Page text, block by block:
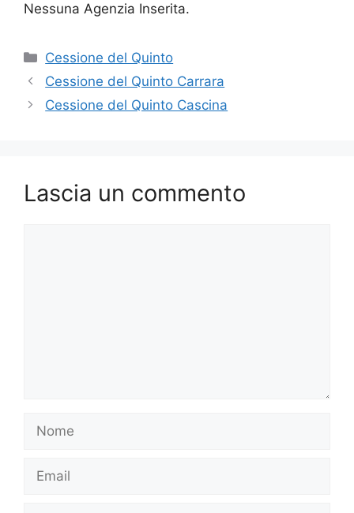
Nessuna Agenzia Inserita.
Categorie
Cessione del Quinto
Cessione del Quinto Carrara
Cessione del Quinto Cascina
Lascia un commento
Nome
Email